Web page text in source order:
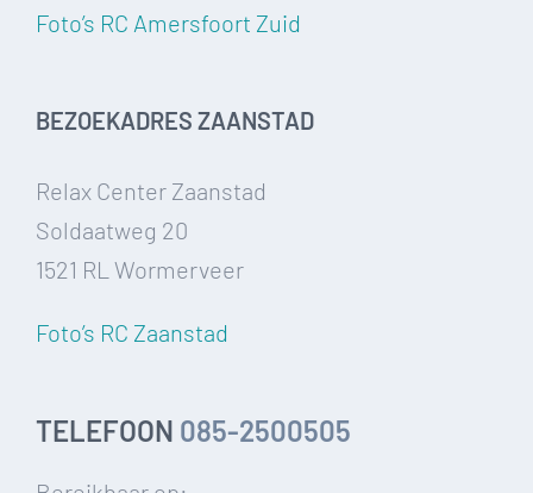
Foto’s RC Amersfoort Zuid
BEZOEKADRES ZAANSTAD
Relax Center Zaanstad
Soldaatweg 20
1521 RL Wormerveer
Foto’s RC Zaanstad
TELEFOON 085-2500505